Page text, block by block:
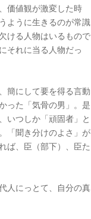
価値観が激変した時
ように生きるのが常識
ける人物はいるもので
それに当る人物だっ
簡にして要を得る言動
った「気骨の男」。是
いつしか「頑固者」と
「聞き分けのよさ」が
ば、臣（部下）、臣た
人にっとて、自分の真